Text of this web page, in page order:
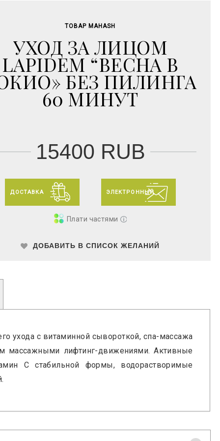
ТОВАР MAHASH
УХОД ЗА ЛИЦОМ
LAPIDEM “ВЕСНА В
БЕЗ ПИЛИНГА
60 МИНУТ
15400 RUB
ДОСТАВКА ЭЛЕКТРОННЫЙ
Плати частями
ДОБАВИТЬ В СПИСОК ЖЕЛАНИЙ
ухода с витаминной сывороткой, спа-массажа
массажными лифтинг-движениями. Активные
С стабильной формы, водорастворимые